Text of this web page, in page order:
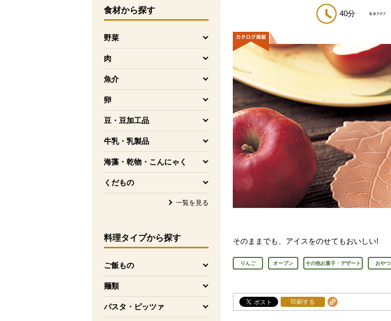
食材から探す
野菜
を開く
肉
を開く
魚介
を開く
卵
を開く
豆・豆加工品
を開く
牛乳・乳製品
を開く
海藻・乾物・こんにゃく
を開く
くだもの
を開く
一覧を見る
料理タイプから探す
ご飯もの
を開く
麺類
を開く
パスタ・ピッツァ
を開く
40分
そのままでも、アイスをのせてもおいしい!
りんご オーブン その他お菓子・デザート おやつ
印刷する